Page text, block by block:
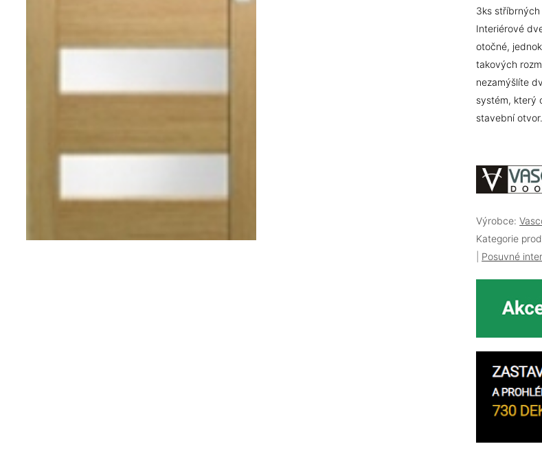
3ks stříbrných
Interiérové
otočné,
takových
nezamýšlíte
systém, který
stavební otvor.
Výrobce:
Kategorie
Posuvné